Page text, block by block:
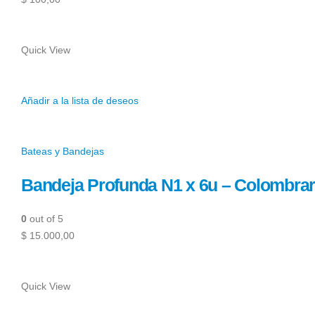
Quick View
Añadir a la lista de deseos
Bateas y Bandejas
Bandeja Profunda N1 x 6u –
0 out of 5
$ 15.000,00
Quick View